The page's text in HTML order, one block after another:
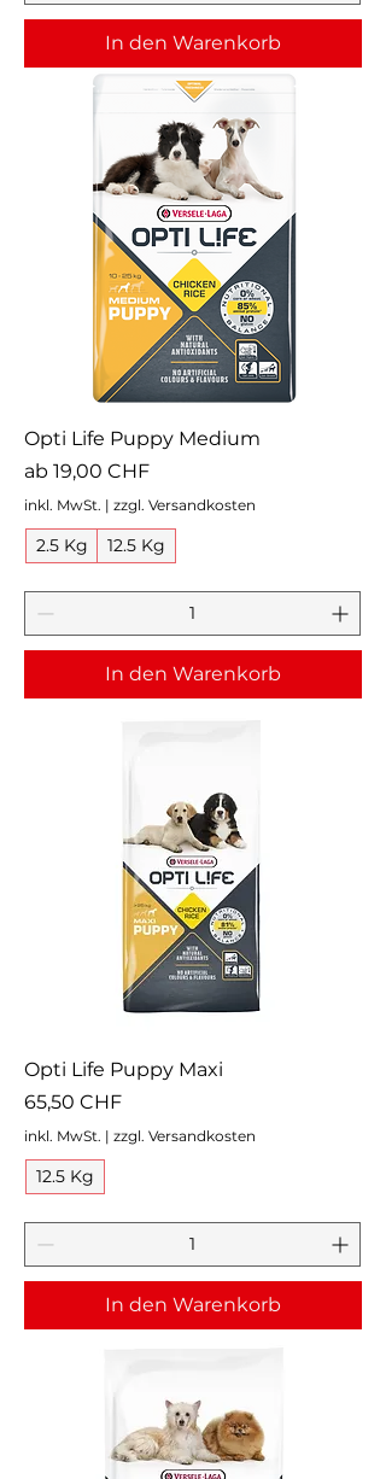
In den Warenkorb
Opti Life Puppy Medium
ab 19,00 CHF
Sale-Preis
inkl. MwSt. | zzgl. Versandkosten
2.5 Kg 12.5 Kg
In den Warenkorb
Opti Life Puppy Maxi
Preis
65,50 CHF
inkl. MwSt. | zzgl. Versandkosten
12.5 Kg
In den Warenkorb